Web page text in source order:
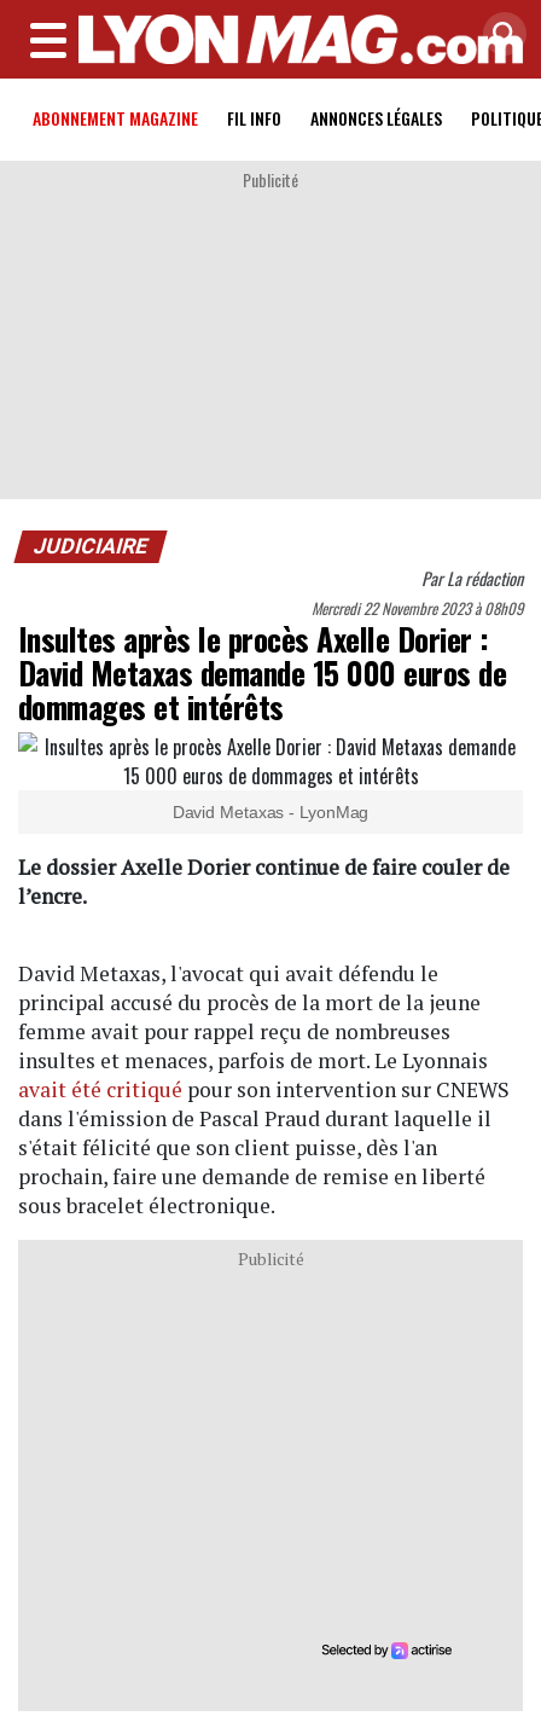
MENU
ABONNEMENT MAGAZINE FIL INFO ANNONCES LÉGALES
Publicité
JUDICIAIRE
ParLa rédaction
Mercredi 22 Novembre 2023 à 08h09
Insultes après le procès Axelle Dorier :
David Metaxas demande 15 000 euros de
dommages et intérêts
David Metaxas - LyonMag
Le dossier Axelle Dorier continue de faire couler de
l’encre.
David Metaxas, l'avocat qui avait défendu le
principal accusé du procès de la mort de la jeune
femme avait pour rappel reçu de nombreuses
insultes et menaces, parfois de mort. Le Lyonnais
avait été critiqué pour son intervention sur CNEWS
dans l'émission de Pascal Praud durant laquelle il
s'était félicité que son client puisse, dès l'an
prochain, faire une demande de remise en liberté
sous bracelet électronique.
Publicité